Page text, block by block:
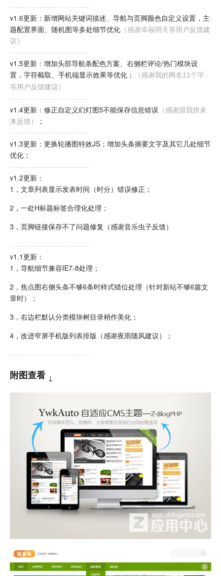
--------------------------------
v1.6更新：新增网站关键词描述、导航与页脚颜色自定义设置，主
题配置界面、随机图等多处细节优化 （感谢幸福明天等用户反馈建
议）
--------------------------------
v1.5更新：增加头部导航条配色方案、右侧栏评论/热门模块设
置，字符截取、手机端显示效果等优化；
（感谢我的网名11个字..
等用户反馈建议）
--------------------------------
v1.4更新：修正自定义幻灯图5不能保存信息错误 （感谢跟我拼未
来反馈）
；
--------------------------------
v1.3更新：更换轮播图特效JS；增加头条摘要文字及其它几处细节
优化；
--------------------------------
v1.2更新：
1，文章列表显示发表时间（时分）错误修正；
2，一处H标题标签合理化处理；
3，页脚链接保存不了问题修复（感谢音乐虫子反馈）
--------------------------------
v1.1更新：
1，导航细节兼容IE7-8处理；
2，焦点图右侧头条不够6条时样式错位处理（针对新站不够6篇文
章时）；
3，右边栏默认分类模块树目录稍作美化；
4，改进窄屏手机版列表排版（感谢夜雨随风建议）；
--------------------------------
附图查看 ↓